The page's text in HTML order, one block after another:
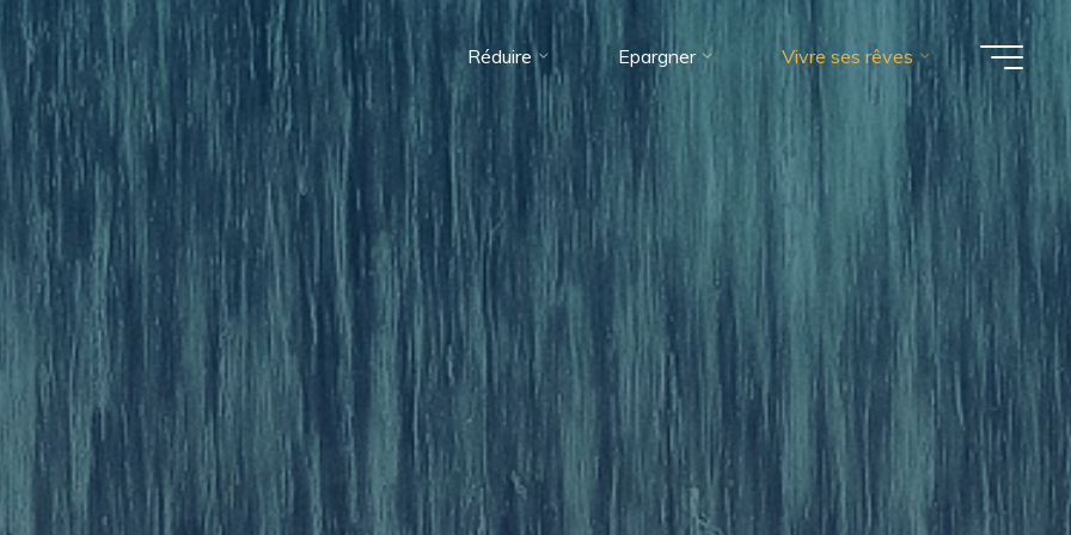
Réduire Epargner Vivre ses rêves